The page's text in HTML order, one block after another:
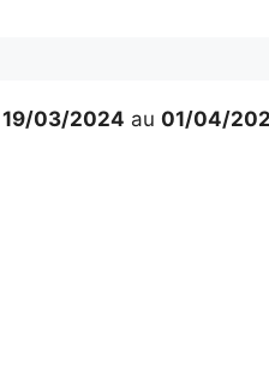
19/03/2024 au 01/04/